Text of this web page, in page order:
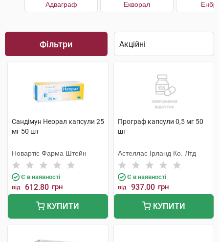
Адваграф Екворал
Фільтри
Сандімун Неорал капсули 25
мг 50 шт
Новартіс Фарма Штейн
Є в наявності
від 612.80 грн
КУПИТИ
Програф капсули 0,5 мг 50
шт
Астеллас Ірланд Ко. Лтд
Є в наявності
від 937.00 грн
КУПИТИ